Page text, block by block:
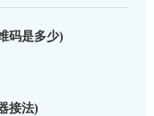
码是多少)
接法)